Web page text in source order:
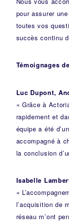
pour assurer
toutes vos
succès continu
Témoignages
Luc Dupont,
« Grâce à
rapidement et
équipe a été
accompagné à
la conclusion
Isabelle
«
l’acquisition de
réseau m’ont